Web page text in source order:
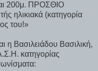
200μ. ΠΡΟΣΘΙΟ
ηλικιακά (κατηγορία
του!»
η Βασιλειάδου Βασιλική,
κατηγορίας